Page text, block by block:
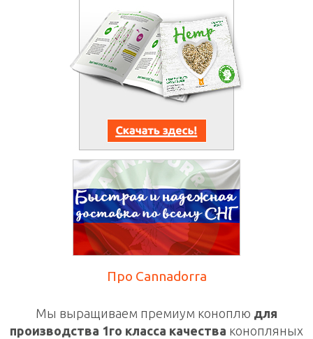
Про Cannadorra
Мы выращиваем премиум коноплю для
производства 1го класса качества конопляных